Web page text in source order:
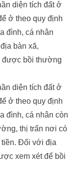
diện tích đất ở
ở theo quy định
đình, cá nhân
bàn xã,
được bồi thường
diện tích đất ở
ở theo quy định
đình, cá nhân còn
thị trấn nơi có
Đối với địa
xem xét để bồi